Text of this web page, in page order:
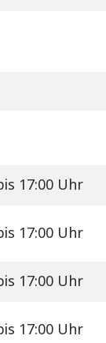
17:00 Uhr
17:00 Uhr
17:00 Uhr
17:00 Uhr